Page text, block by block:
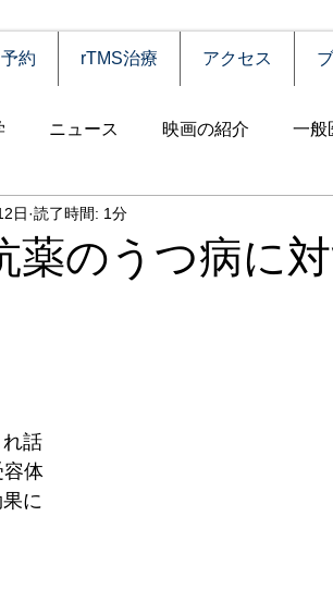
約 rTMS治療 アクセス
ニュース 映画の紹介 一般
知症 うつ病
ADHD
薬のうつ病に
日 読了時間: 1分
話
容体
に